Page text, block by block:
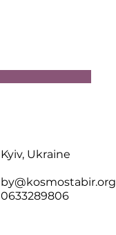
Kyiv, Ukraine
by@kosmostabir.org
0633289806